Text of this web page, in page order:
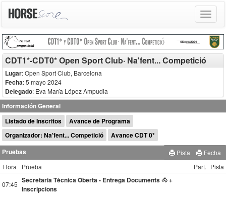
Toggle
CDT1*-CDT0* Open Sport Club· Na'fent... Competició
Lugar: Open Sport Club, Barcelona
Fecha: 5 mayo 2024
Delegado: Eva María López Ampudia
Información General
Listado de Inscritos
Avance de Programa
Organizador: Na'fent... Competició
Avance CDT 0*
Pruebas
Fecha
Pista
Hora
Prueba Part. Pista
07:45 Secretaria Tècnica Oberta - Entrega Documents 🐴 +
Inscripcions